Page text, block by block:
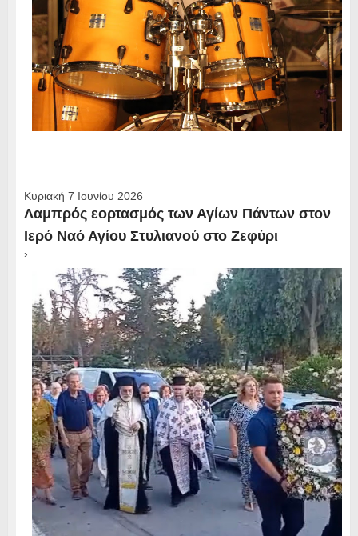
Κυριακή 7 Ιουνίου 2026
Λαμπρός εορτασμός των Αγίων Πάντων στον
Ιερό Ναό Αγίου Στυλιανού στο Ζεφύρι
›